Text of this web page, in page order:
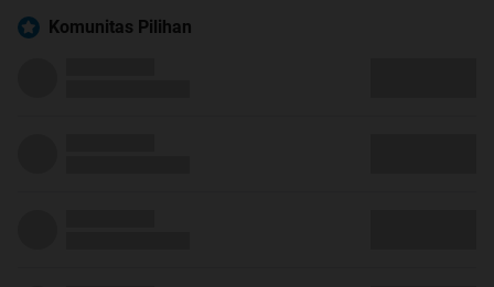
Komunitas Pilihan